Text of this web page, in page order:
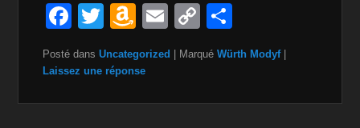
F
c
T
tt
A
a
E
ail
C
p
ta
Posté dans Uncategorized Marqué Würth Modyf
Laissez une réponse